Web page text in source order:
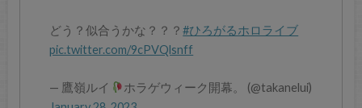
どう？似合うかな？？？#ひろがるホロライブ
pic.twitter.com/9cPVQlsnff
— 鷹嶺ルイ
ホラゲウィーク開幕。 (@takanelui)